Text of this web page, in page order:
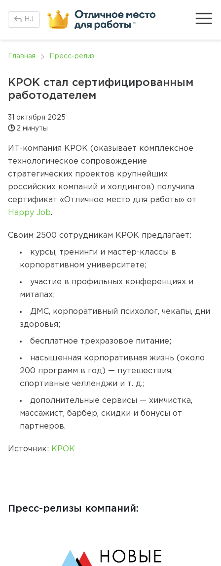
H J
Главная Пресс-релиз
КРОК стал сертифицированным
работодателем
31 октября 2025
🕒 2 минуты
ИТ-компания КРОК (оказывает комплексное
технологическое сопровождение
стратегических проектов крупнейших
российских компаний и холдингов) получила
сертификат «Отличное место для работы» от
Happy Job.
Своим 2500 сотрудникам КРОК предлагает:
курсы, тренинги и мастер-классы в
корпоративном университете;
участие в профильных конференциях и
митапах;
ДМС, корпоративный психолог, чекапы, дни
здоровья;
бесплатное трехразовое питание;
насыщенная корпоративная жизнь (около
200 программ в год) — путешествия,
спортивные челленджи и т. д.;
дополнительные сервисы — химчистка,
массажист, барбер, скидки и бонусы от
партнеров.
Источник: КРОК
Пресс-релизы компаний: